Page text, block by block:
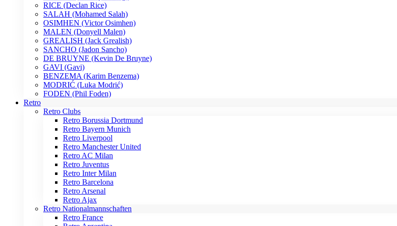
RICE (Declan Rice)
SALAH (Mohamed Salah)
OSIMHEN (Victor Osimhen)
MALEN (Donyell Malen)
GREALISH (Jack Grealish)
SANCHO (Jadon Sancho)
DE BRUYNE (Kevin De Bruyne)
GAVI (Gavi)
BENZEMA (Karim Benzema)
MODRIĆ (Luka Modrić)
FODEN (Phil Foden)
Retro
Retro Clubs
Retro Borussia Dortmund
Retro Bayern Munich
Retro Liverpool
Retro Manchester United
Retro AC Milan
Retro Juventus
Retro Inter Milan
Retro Barcelona
Retro Arsenal
Retro Ajax
Retro Nationalmannschaften
Retro France